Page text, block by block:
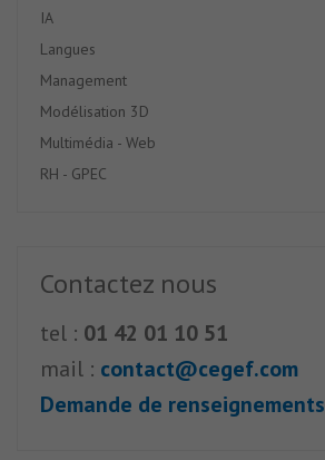
IA
Langues
Management
Modélisation 3D
Multimédia - Web
RH - GPEC
Contactez nous
tel : 01 42 01 10 51
mail : contact@cegef.com
Demande de renseignements